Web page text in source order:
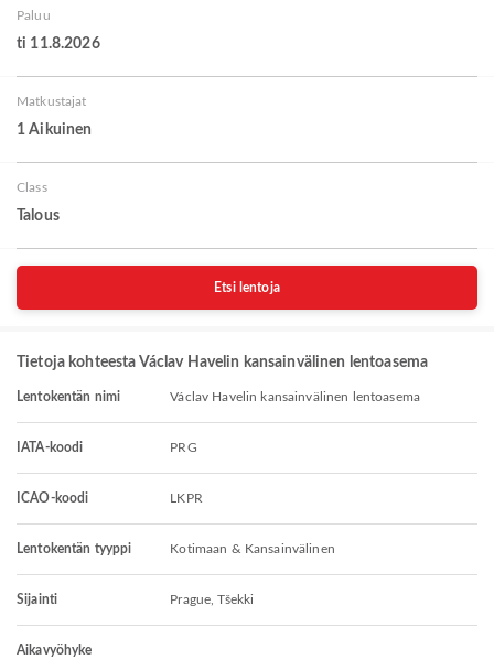
Paluu
ti 11.8.2026
Matkustajat
1 Aikuinen
Class
Talous
Etsi lentoja
Tietoja kohteesta Václav Havelin kansainvälinen lentoasema
Lentokentän nimi Václav Havelin kansainvälinen lentoasema
IATA-koodi PRG
ICAO-koodi LKPR
Lentokentän tyyppi Kotimaan & Kansainvälinen
Sijainti Prague, Tšekki
Aikavyöhyke